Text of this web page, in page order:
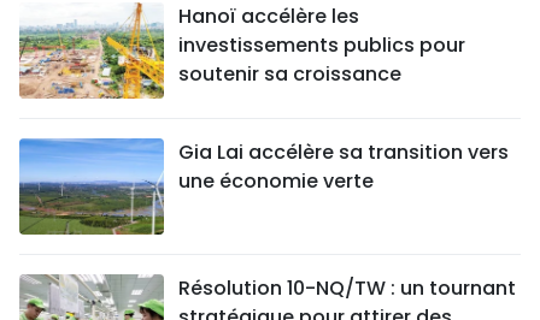
Hanoï accélère les
investissements publics pour
soutenir sa croissance
Gia Lai accélère sa transition vers
une économie verte
Résolution 10-NQ/TW : un tournant